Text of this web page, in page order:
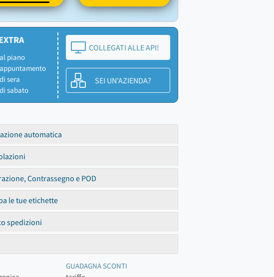
piano
sera
sabato
COLLEGATI ALLE API!
SEI UN'AZIENDA?
automatica
Contrassegno e POD
le tue etichette
spedizioni
GUADAGNA SCONTI